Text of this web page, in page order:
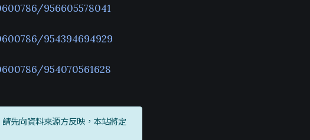
956605578041
954394694929
954070561628
先向資料來源方反映，本站將定